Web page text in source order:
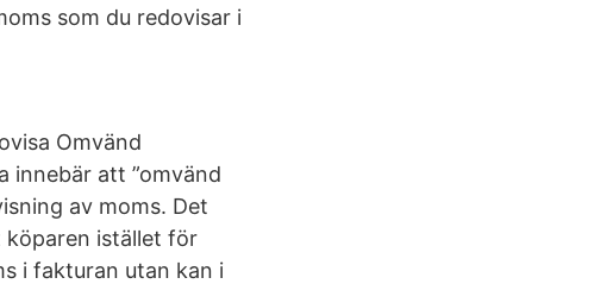
som du redovisar i
Omvänd
innebär att ”omvänd
av moms. Det
istället för
i fakturan utan kan i